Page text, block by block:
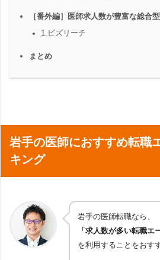
［番外編］医師求人数が豊富な総合
1.ビズリーチ
まとめ
岩手の医師におすすめ転職
キング
岩手の医師転職なら、
「求人数が多い転職エ
を利用することをおす